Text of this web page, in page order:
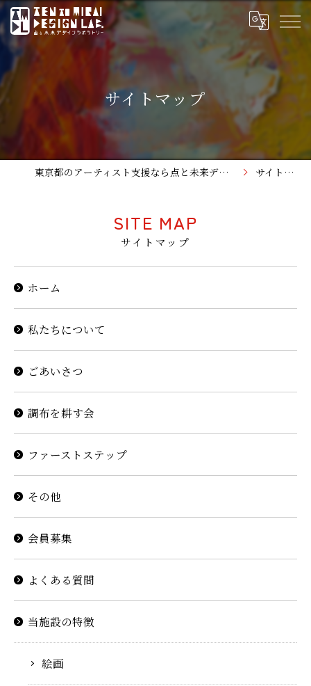
サイトマップ
東京都のアーティスト支援なら点と未来デザインラボラトリー サイトマップ
サイトマップ
SITE MAP
ホーム
私たちについて
ごあいさつ
調布を耕す会
ファーストステップ
その他
会員募集
よくある質問
当施設の特徴
絵画